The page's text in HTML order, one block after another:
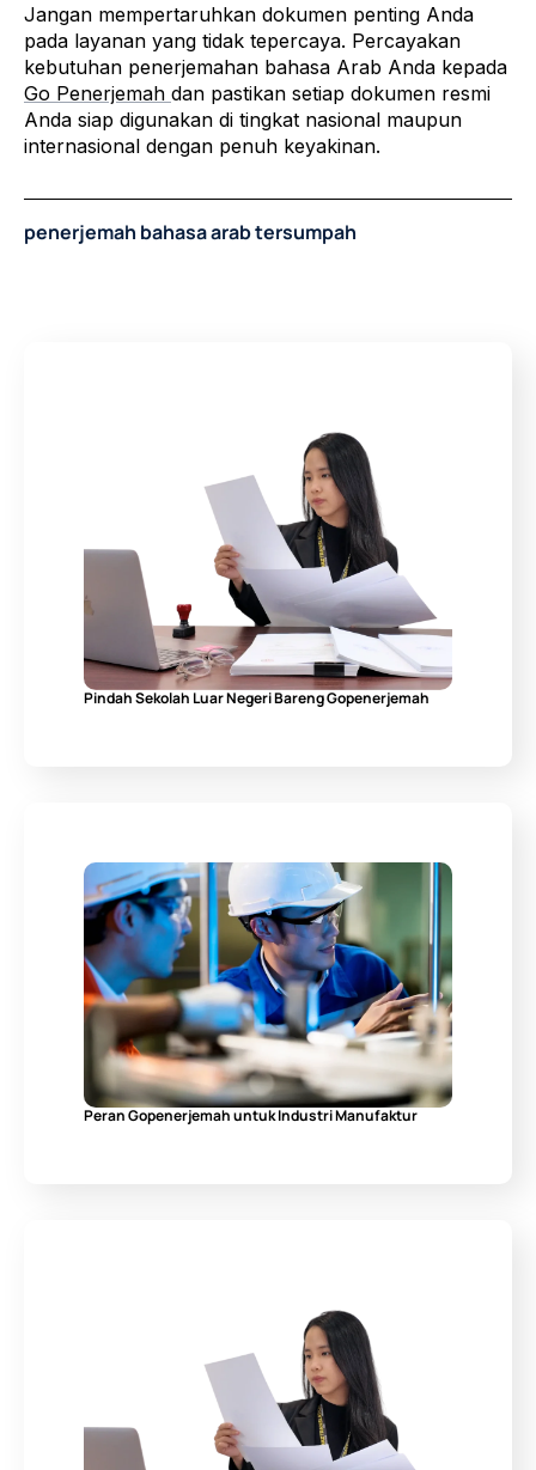
Jangan mempertaruhkan dokumen penting Anda
pada layanan yang tidak tepercaya. Percayakan
kebutuhan penerjemahan bahasa Arab Anda kepada
Go Penerjemah dan pastikan setiap dokumen resmi
Anda siap digunakan di tingkat nasional maupun
internasional dengan penuh keyakinan.
penerjemah bahasa arab tersumpah
Pindah Sekolah Luar Negeri Bareng Gopenerjemah
Peran Gopenerjemah untuk Industri Manufaktur